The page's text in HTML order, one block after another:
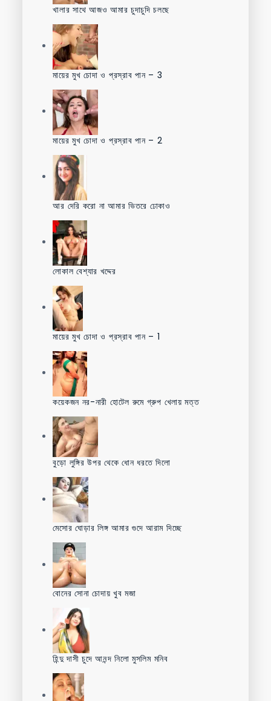
খালার সাথে আজও আমার চুদাচুদি চলছে
মায়ের মুখ চোদা ও প্রস্রাব পান – 3
মায়ের মুখ চোদা ও প্রস্রাব পান – 2
আর দেরি করো না আমার ভিতরে ঢোকাও
লোকাল বেশ্যার খদ্দের
মায়ের মুখ চোদা ও প্রস্রাব পান – 1
কয়েকজন নর-নারী হোটেল রুমে গ্রুপ খেলায় মত্ত
বুড়ো লুঙ্গির উপর থেকে ধোন ধরতে দিলো
মেসোর ঘোড়ার লিঙ্গ আমার গুদে আরাম দিচ্ছে
বোনের সোনা চোদায় খুব মজা
হিন্দু দাসী চুদে আনন্দ নিলো মুসলিম মনিব